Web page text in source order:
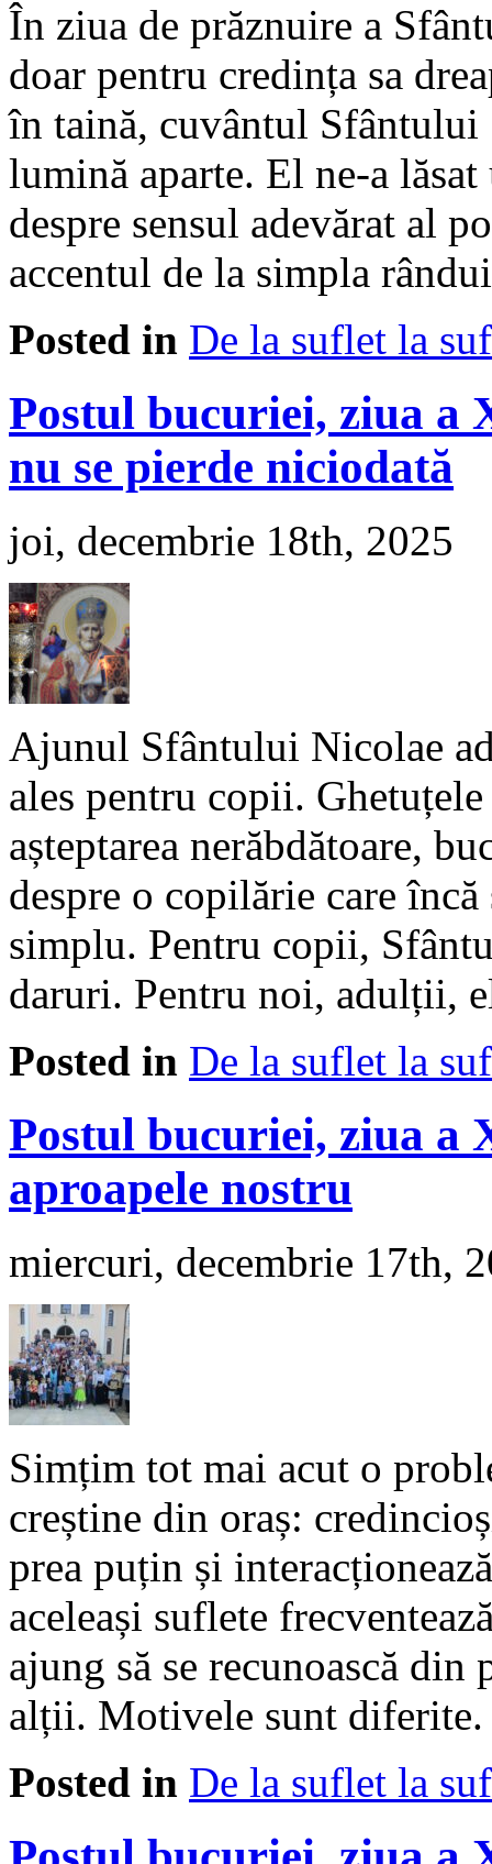
În ziua de prăznuire a
doar pentru credința sa
în taină, cuvântul Sfântului
lumină aparte. El ne-a
despre sensul adevărat al
accentul de la simpla
Posted in De la suflet la
Postul bucuriei, ziua a
nu se pierde niciodată
joi, decembrie 18th, 2025
Ajunul Sfântului Nicolae
ales pentru copii.
așteptarea nerăbdătoare,
despre o copilărie care încă
simplu. Pentru copii,
daruri. Pentru noi, adulții,
Posted in De la suflet la
Postul bucuriei, ziua a
aproapele nostru
miercuri, decembrie 17th,
Simțim tot mai acut o
creștine din oraș:
prea puțin și
aceleași suflete
ajung să se recunoască
alții. Motivele sunt
Posted in De la suflet la